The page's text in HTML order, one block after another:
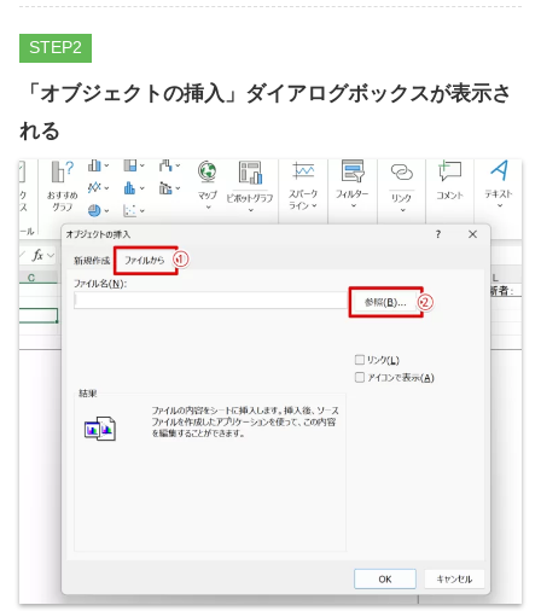
STEP
「オブジェクトの挿入」ダイアログボックスが表示さ
れる